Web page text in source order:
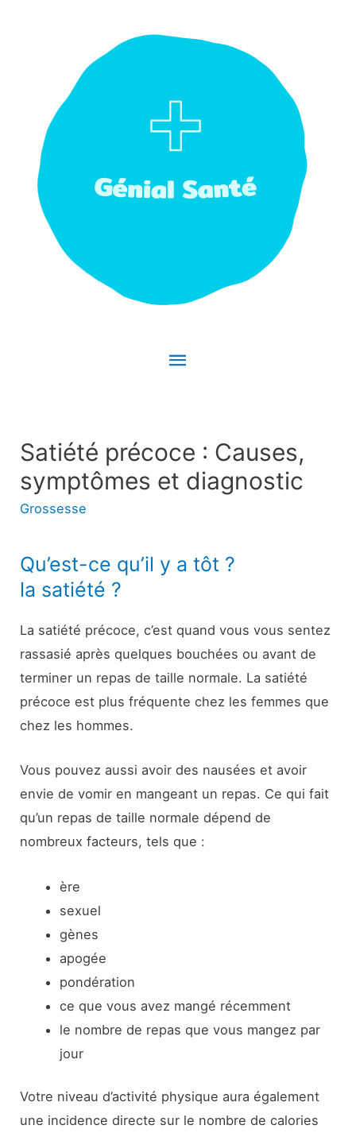
Menu
Satiété précoce : Causes,
symptômes et diagnostic
Grossesse
Qu’est-ce qu’il y a tôt ?
la satiété ?
La satiété précoce, c’est quand vous vous sentez
rassasié après quelques bouchées ou avant de
terminer un repas de taille normale. La satiété
précoce est plus fréquente chez les femmes que
chez les hommes.
Vous pouvez aussi avoir des nausées et avoir
envie de vomir en mangeant un repas. Ce qui fait
qu’un repas de taille normale dépend de
nombreux facteurs, tels que :
ère
sexuel
gènes
apogée
pondération
ce que vous avez mangé récemment
le nombre de repas que vous mangez par
jour
Votre niveau d’activité physique aura également
une incidence directe sur le nombre de calories